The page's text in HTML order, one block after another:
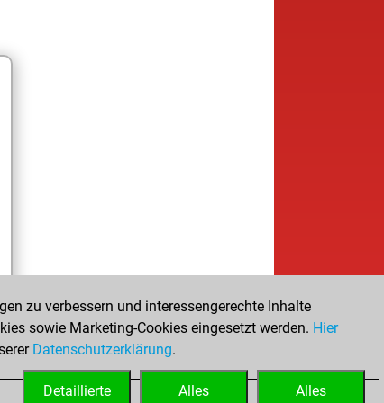
zu verbessern und interessengerechte Inhalte
sowie Marketing-Cookies eingesetzt werden. Hier
Datenschutzerklärung.
Alles
Alles
Detaillierte